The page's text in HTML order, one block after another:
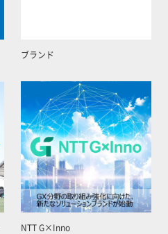
ブランド
NTT G×Inno